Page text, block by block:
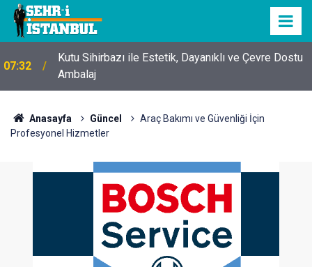
07:32
Kutu Sihirbazı ile Estetik, Dayanıklı ve Çevre Dostu
Ambalaj
Anasayfa Güncel
Araç Bakımı ve Güvenliği İçin
Profesyonel Hizmetler